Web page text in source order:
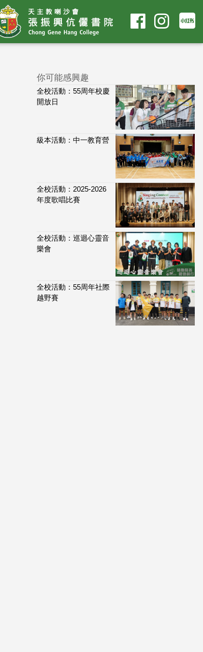
你可能感興趣
全校活動：55周年校慶
開放日
級本活動：中一教育營
全校活動：2025-2026
年度歌唱比賽
全校活動：巡迴心靈音
樂會
全校活動：55周年社際
越野賽